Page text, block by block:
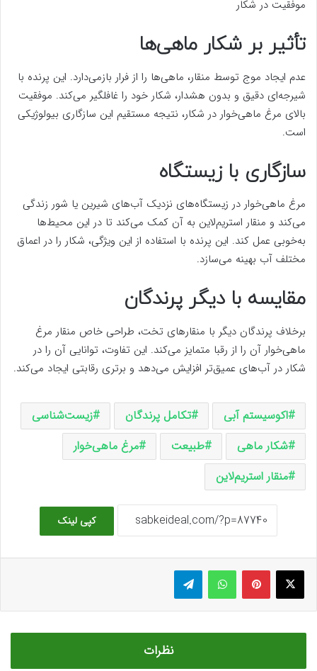
تأثیر بر شکار ماهی‌ها
عدم ایجاد موج توسط منقار، ماهی‌ها را از فرار بازمی‌دارد. این پرنده با
شیرجه‌ای دقیق و بدون هشدار، شکار خود را غافلگیر می‌کند. موفقیت
بالای مرغ ماهی‌خوار در شکار، نتیجه مستقیم این سازگاری بیولوژیکی
است.
سازگاری با زیستگاه
مرغ ماهی‌خوار در زیستگاه‌های نزدیک آب‌های شیرین یا شور زندگی
می‌کند و منقار استریم‌لاین به آن کمک می‌کند تا در این محیط‌ها
به‌خوبی عمل کند. این پرنده با استفاده از این ویژگی، شکار را در اعماق
مختلف آب بهینه می‌سازد.
مقایسه با دیگر پرندگان
برخلاف پرندگان دیگر با منقارهای تخت، طراحی خاص منقار مرغ
ماهی‌خوار آن را از رقبا متمایز می‌کند. این تفاوت، توانایی آن را در
شکار در آب‌های عمیق‌تر افزایش می‌دهد و برتری رقابتی ایجاد می‌کند.
اکوسیستم آبی تکامل پرندگان
زیست‌شناسی
شکار ماهی
طبیعت
مرغ ماهی‌خوار
منقار استریم‌لاین
کپی لینک
ایکس پینتریستواتس آپ تلگرام
نظرات